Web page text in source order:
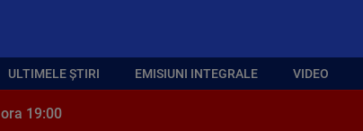
ULTIMELE ȘTIRI EMISIUNI INTEGRALE VIDEO
19:00